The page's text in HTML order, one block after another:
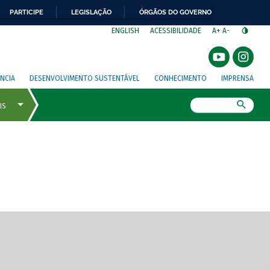
PARTICIPE LEGISLAÇÃO ÓRGÃOS DO GOVERNO
ENGLISH ACESSIBILIDADE A+ A-
DESENVOLVIMENTO SUSTENTÁVEL CONHECIMENTO IMPRENSA
de tela